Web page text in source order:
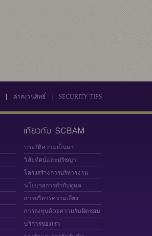
| คำสงวนสิทธิ์ | SECURITY TIPS
เกี่ยวกับ SCBAM
ประวัติความเป็นมา
วิสัยทัศน์และปรัชญา
โครงสร้างการบริหารงาน
นโยบายการกำกับดูแล
การบริหารความเสี่ยง
การลงทุนด้วยความรับผิดชอบ
บริการของเรา